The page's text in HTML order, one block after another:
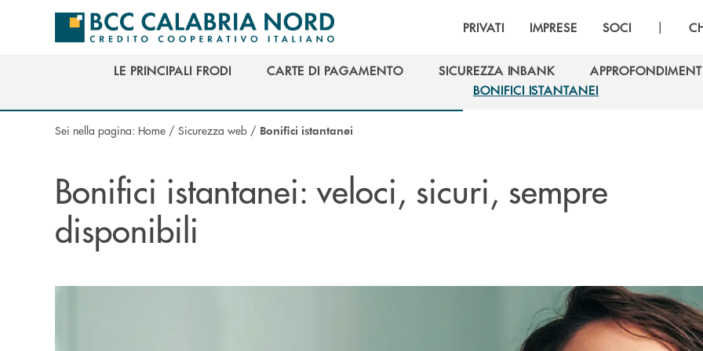
Salta al contenuto principale
PRIVATI IMPRESE SOCI |
LE PRINCIPALI FRODI
CARTE DI PAGAMENTO
SICUREZZA INBANK
SICUREZZA INBANK
APPROFONDIMENTI
BONIFICI ISTANTANEI
Sei nella pagina: Home / Sicurezza web / Bonifici istantanei
Bonifici istantanei: veloci, sicuri, sempre
disponibili